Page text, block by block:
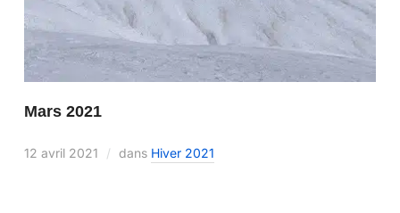
Mars 2021
12 avril 2021 dans Hiver 2021